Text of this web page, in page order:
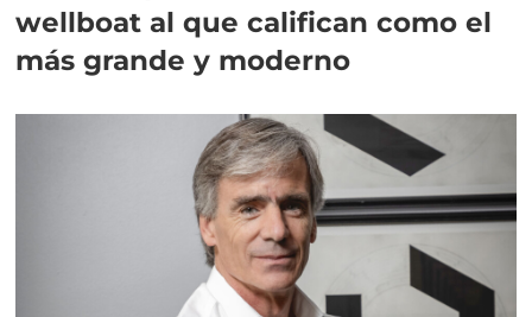
wellboat al que califican como el
más grande y moderno